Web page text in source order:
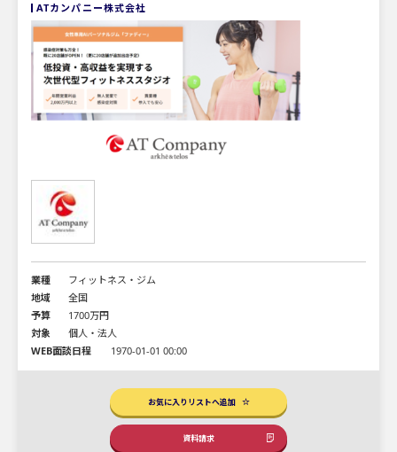
ATカンパニー株式会社
業種
フィットネス・ジム
地域
全国
予算
1700万円
対象
個人・法人
WEB面談日程
1970-01-01 00:00
お気に入りリストへ追加
資料請求